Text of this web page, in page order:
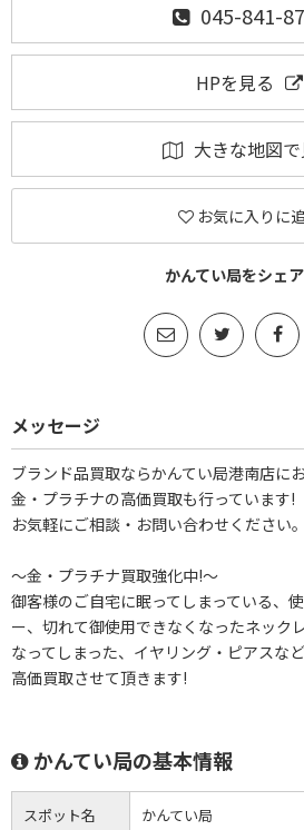
045-841-
HPを見る
大きな地図
お気に入りに
かんてい局をシェ
メッセージ
ブランド品買取ならかんてい局港南店に
金・プラチナの高価買取も行っています!
お気軽にご相談・お問い合わせください。
～金・プラチナ買取強化中!～
御客様のご自宅に眠ってしまっている、
ー、切れて御使用できなくなったネック
なってしまった、イヤリング・ピアスな
高価買取させて頂きます!
かんてい局の基本情報
スポット名 かんてい局